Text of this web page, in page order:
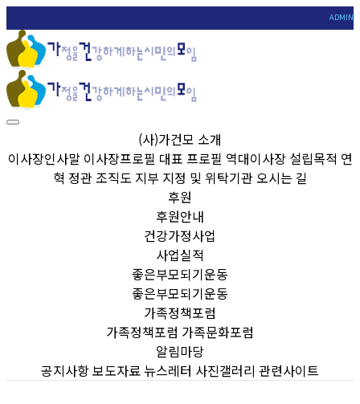
ADMIN
(사)가건모 소개
이사장인사말 이사장프로필 대표 프로필 역대이사장 설립목적 연
혁 정관 조직도 지부 지정 및 위탁기관 오시는 길
후원
후원안내
건강가정사업
사업실적
좋은부모되기운동
좋은부모되기운동
가족정책포럼
가족정책포럼 가족문화포럼
알림마당
공지사항보도자료뉴스레터 사진갤러리 관련사이트